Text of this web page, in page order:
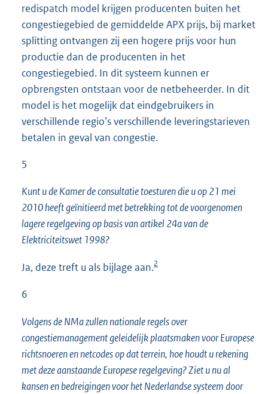
redispatch model krijgen producenten buiten het
congestiegebied de gemiddelde APX prijs, bij market
splitting ontvangen zij een hogere prijs voor hun
productie dan de producenten in het
congestiegebied. In dit systeem kunnen er
opbrengsten ontstaan voor de netbeheerder. In dit
model is het mogelijk dat eindgebruikers in
verschillende regio’s verschillende leveringstarieven
betalen in geval van congestie.
5
Kunt u de Kamer de consultatie toesturen die u op 21 mei
2010 heeft geïnitieerd met betrekking tot de voorgenomen
lagere regelgeving op basis van artikel 24a van de
Elektriciteitswet 1998?
Ja, deze treft u als bijlage aan.2
6
Volgens de NMa zullen nationale regels over
congestiemanagement geleidelijk plaatsmaken voor Europese
richtsnoeren en netcodes op dat terrein, hoe houdt u rekening
met deze aanstaande Europese regelgeving? Ziet u nu al
kansen en bedreigingen voor het Nederlandse systeem door